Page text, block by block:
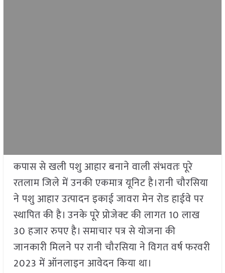
कपास से खली पशु आहार बनाने वाली संभवतः पूरे
रतलाम जिले में उनकी एकमात्र यूनिट है।रानी चौरसिया
ने पशु आहार उत्पादन इकाई जावरा मेन रोड हाईवे पर
स्थापित की है। उनके पूरे प्रोजेक्ट की लागत 10 लाख
30 हजार रुपए है। समाचार पत्र से योजना की
जानकारी मिलने पर रानी चौरसिया ने विगत वर्ष फरवरी
2023 में ऑनलाइन आवेदन किया था।